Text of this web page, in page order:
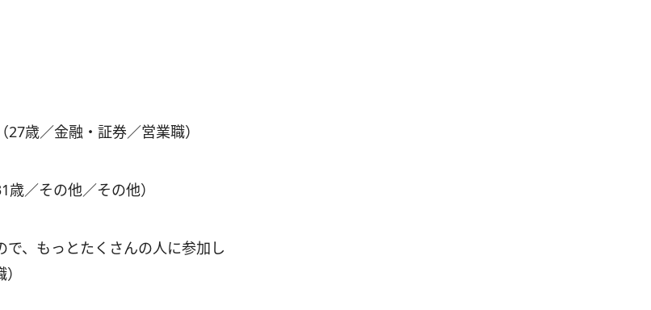
歳／金融・証券／営業職）
／その他／その他）
で、もっとたくさんの人に参加し